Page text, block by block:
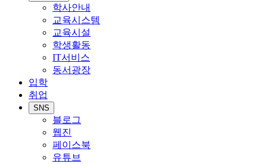
학사안내
교육시스템
교육시설
학생활동
IT서비스
동서광장
입학
취업
SNS
블로그
웹진
페이스북
유튜브